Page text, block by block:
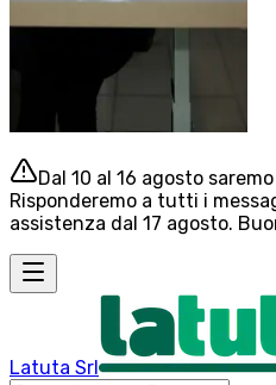
Dal 10 al 16 agosto
Risponderemo a tutti i
assistenza dal 17 agosto.
Latuta Srl